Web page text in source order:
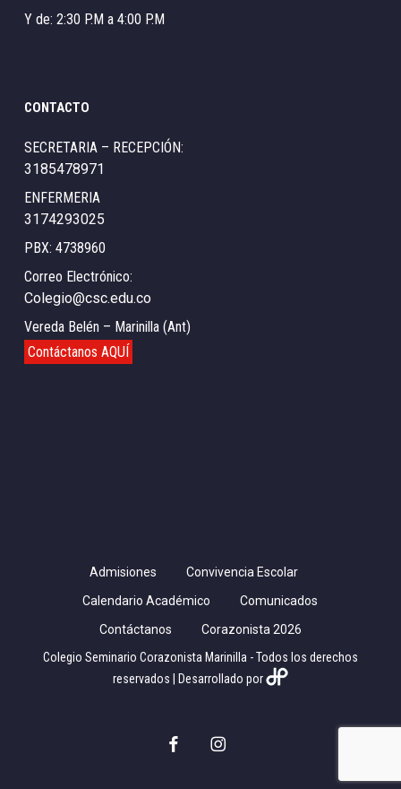
Y de: 2:30 P.M a 4:00 P.M
CONTACTO
SECRETARIA – RECEPCIÓN:
3185478971
ENFERMERIA
3174293025
PBX: 4738960
Correo Electrónico:
Colegio@csc.edu.co
Vereda Belén – Marinilla (Ant)
Contáctanos AQUÍ
Admisiones
Convivencia Escolar
Calendario Académico
Comunicados
Contáctanos
Corazonista 2026
Colegio Seminario Corazonista Marinilla - Todos los derechos
reservados | Desarrollado por
facebookinstagram